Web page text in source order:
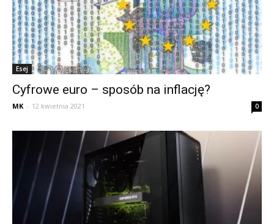
Esej
Cyfrowe euro – sposób na inflację?
MK - 12 kwietnia 2021 0